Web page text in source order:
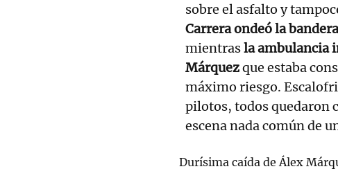
sobre el asfalto y
Carrera ondeó la
mientrasla ambulancia
Márquezque estaba
máximo riesgo.
pilotos, todos quedaron
escena nada común de
Durísima caída de Álex